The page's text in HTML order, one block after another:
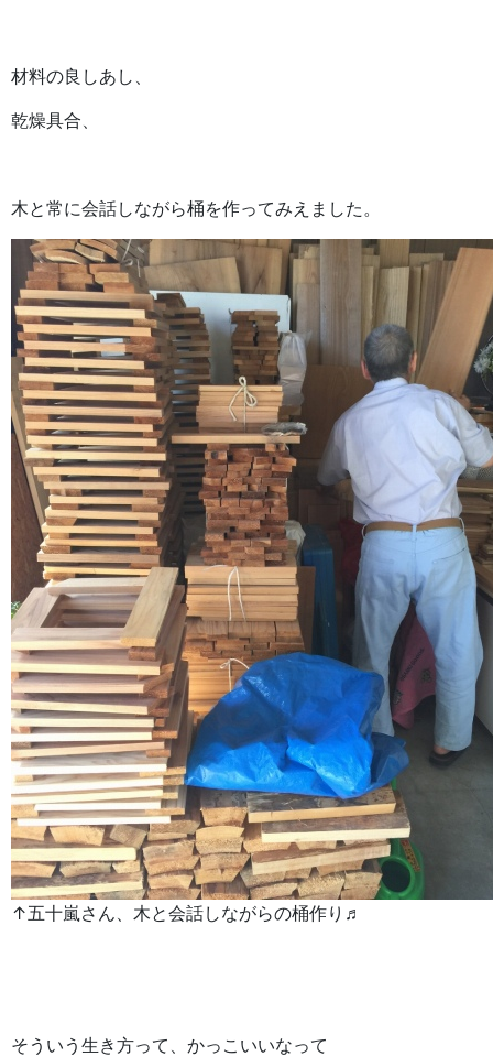
材料の良しあし、
乾燥具合、
木と常に会話しながら桶を作ってみえました。
↑五十嵐さん、木と会話しながらの桶作り♬
そういう生き方って、かっこいいなって